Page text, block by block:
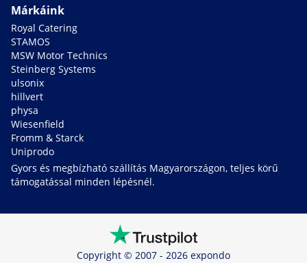
Márkáink
Royal Catering
STAMOS
MSW Motor Technics
Steinberg Systems
ulsonix
hillvert
physa
Wiesenfield
Fromm & Starck
Uniprodo
Gyors és megbízható szállítás Magyarországon, teljes körű
támogatással minden lépésnél.
Copyright © 2007 - 2026 expondo